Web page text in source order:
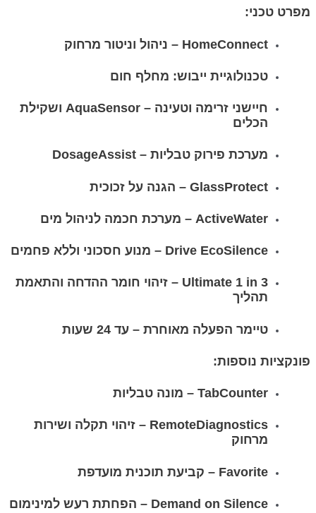
מפרט טכני:
HomeConnect – ניהול וניטור מרחוק
טכנולוגיית ייבוש: מחלף חום
חיישני זרימה וטעינה – AquaSensor ושקילת
הכלים
מערכת פירוק טבליות – DosageAssist
GlassProtect – הגנה על זכוכית
ActiveWater – מערכת חכמה לניהול מים
Drive EcoSilence – מנוע חסכוני וללא פחמים
Ultimate 1 in 3 – זיהוי חומר ההדחה והתאמת
תהליך
טיימר הפעלה מאוחרת – עד 24 שעות
פונקציות נוספות:
TabCounter – מונה טבליות
RemoteDiagnostics – זיהוי תקלה ושירות
מרחוק
Favorite – קביעת תוכנית מועדפת
Demand on Silence – הפחתת רעש למינימום